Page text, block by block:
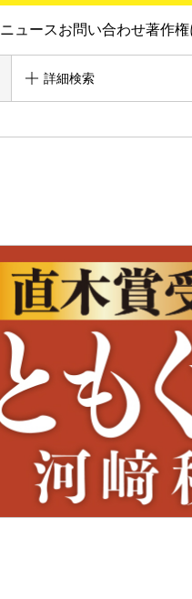
ニュースお問い合わせ著作権
詳細検索